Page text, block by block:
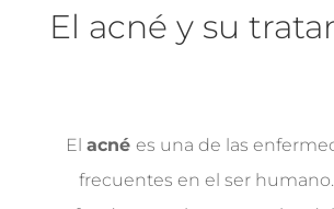
El acné y su
Elacnées una de las
frecuentes en el ser